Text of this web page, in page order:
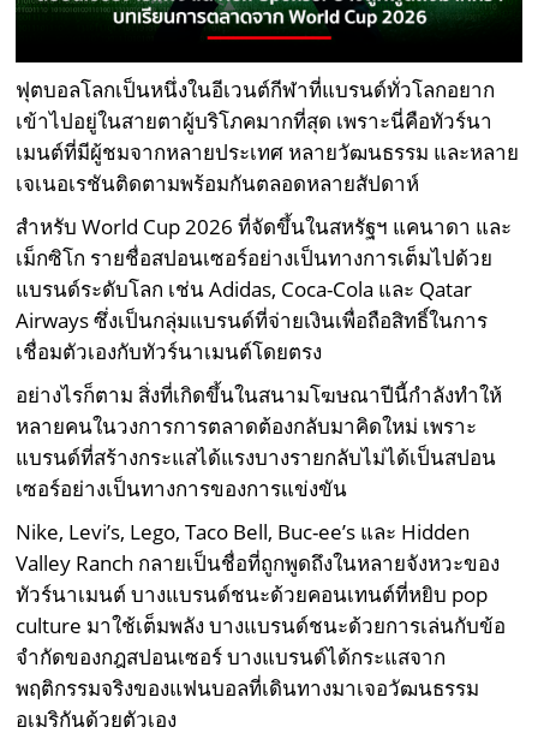
ฟุตบอลโลกเป็นหนึ่งในอีเวนต์กีฬาที่แบรนด์ทั่วโลกอยาก
เข้าไปอยู่ในสายตาผู้บริโภคมากที่สุด เพราะนี่คือทัวร์นา
เมนต์ที่มีผู้ชมจากหลายประเทศ หลายวัฒนธรรม และหลาย
เจเนอเรชันติดตามพร้อมกันตลอดหลายสัปดาห์
สำหรับ World Cup 2026 ที่จัดขึ้นในสหรัฐฯ แคนาดา และ
เม็กซิโก รายชื่อสปอนเซอร์อย่างเป็นทางการเต็มไปด้วย
แบรนด์ระดับโลก เช่น Adidas, Coca-Cola และ Qatar
Airways ซึ่งเป็นกลุ่มแบรนด์ที่จ่ายเงินเพื่อถือสิทธิ์ในการ
เชื่อมตัวเองกับทัวร์นาเมนต์โดยตรง
อย่างไรก็ตาม สิ่งที่เกิดขึ้นในสนามโฆษณาปีนี้กำลังทำให้
หลายคนในวงการการตลาดต้องกลับมาคิดใหม่ เพราะ
แบรนด์ที่สร้างกระแสได้แรงบางรายกลับไม่ได้เป็นสปอน
เซอร์อย่างเป็นทางการของการแข่งขัน
Nike, Levi’s, Lego, Taco Bell, Buc-ee’s และ Hidden
Valley Ranch กลายเป็นชื่อที่ถูกพูดถึงในหลายจังหวะของ
ทัวร์นาเมนต์ บางแบรนด์ชนะด้วยคอนเทนต์ที่หยิบ pop
culture มาใช้เต็มพลัง บางแบรนด์ชนะด้วยการเล่นกับข้อ
จำกัดของกฎสปอนเซอร์ บางแบรนด์ได้กระแสจาก
พฤติกรรมจริงของแฟนบอลที่เดินทางมาเจอวัฒนธรรม
อเมริกันด้วยตัวเอง